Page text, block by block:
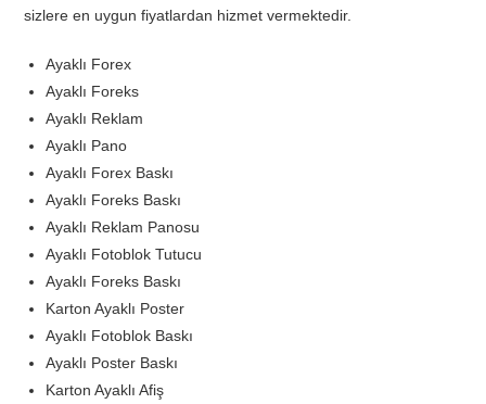
sizlere en uygun fiyatlardan hizmet vermektedir.
Ayaklı Forex
Ayaklı Foreks
Ayaklı Reklam
Ayaklı Pano
Ayaklı Forex Baskı
Ayaklı Foreks Baskı
Ayaklı Reklam Panosu
Ayaklı Fotoblok Tutucu
Ayaklı Foreks Baskı
Karton Ayaklı Poster
Ayaklı Fotoblok Baskı
Ayaklı Poster Baskı
Karton Ayaklı Afiş